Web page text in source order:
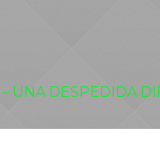
UNA DESPEDIDA